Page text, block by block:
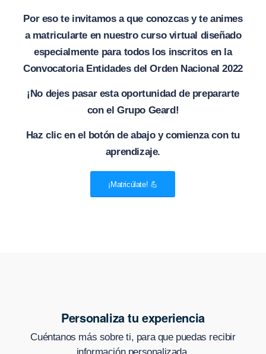
Por eso te invitamos a que conozcas y te animes
a matricularte en nuestro curso virtual diseñado
especialmente para todos los inscritos en la
Convocatoria Entidades del Orden Nacional 2022
¡No dejes pasar esta oportunidad de prepararte
con el Grupo Geard!
Haz clic en el botón de abajo y comienza con tu
aprendizaje.
¡Matricúlate! 💪
Personaliza tu experiencia
Cuéntanos más sobre ti, para que puedas recibir